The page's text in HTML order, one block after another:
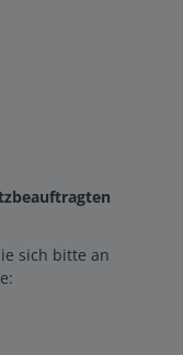
sich bitte an